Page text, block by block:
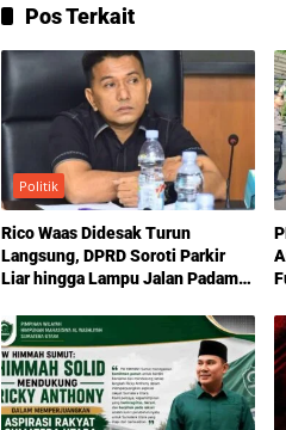
Pos Terkait
Politik
Rico Waas Didesak Turun
Langsung, DPRD Soroti Parkir
Liar hingga Lampu Jalan Padam